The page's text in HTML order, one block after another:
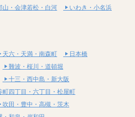
山・会津若松・白河 いわき・小名浜
天六・天満・南森町
日本橋
難波・桜川・道頓堀
十三・西中島・新大阪
町四丁目・六丁目・松屋町
吹田・豊中・高槻・茨木